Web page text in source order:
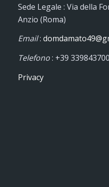
Sede Legale : Via della
Anzio (Roma)
Email:
Telefono: +39
Privacy